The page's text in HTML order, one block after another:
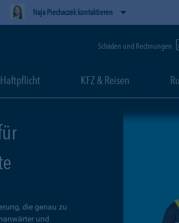
Naja Piechaczek kontaktieren
Schäden und Rechnungen
KFZ & Reisen
die genau zu
und